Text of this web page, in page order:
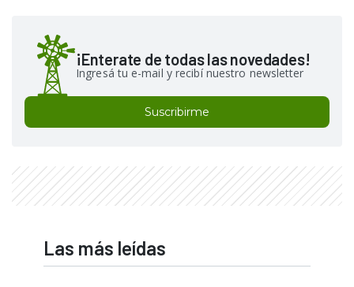
¡Enterate de todas las novedades!
Ingresá tu e-mail y recibí nuestro newsletter
Suscribirme
Las más leídas